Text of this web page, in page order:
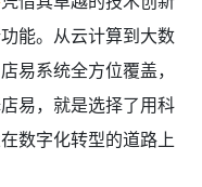
能。从云计算到大数
易系统全方位覆盖，
易，就是选择了用科
数字化转型的道路上